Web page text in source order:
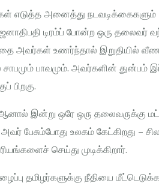
எடுத்த அனைத்து நடவடிக்கைகளும் –
டிரம்ப் போன்ற ஒரு தலைவர்
அவர்கள் உணர்ந்தால் இறுதியில்
பாவமும். அவர்களின் துன்பம்
பிறகு.
இன்று ஒரே ஒரு தலைவருக்கு
பேசும்போது உலகம் கேட்கிறது –
செய்து முடிக்கிறார்.
தமிழர்களுக்கு நீதியை